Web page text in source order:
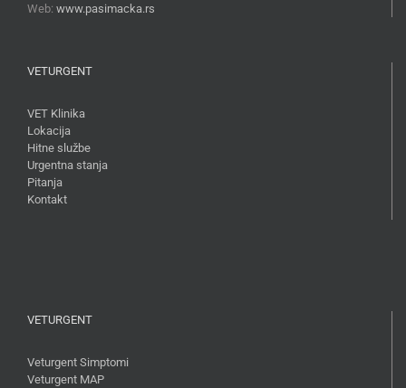
Web: www.pasimacka.rs
VETURGENT
VET Klinika
Lokacija
Hitne službe
Urgentna stanja
Pitanja
Kontakt
VETURGENT
Veturgent Simptomi
Veturgent MAP